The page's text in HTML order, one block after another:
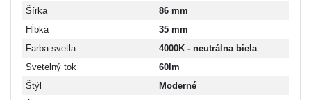
Šírka
86 mm
Hĺbka
35 mm
Farba svetla
4000K - neutrálna biela
Svetelný tok
60lm
Štýl
Moderné